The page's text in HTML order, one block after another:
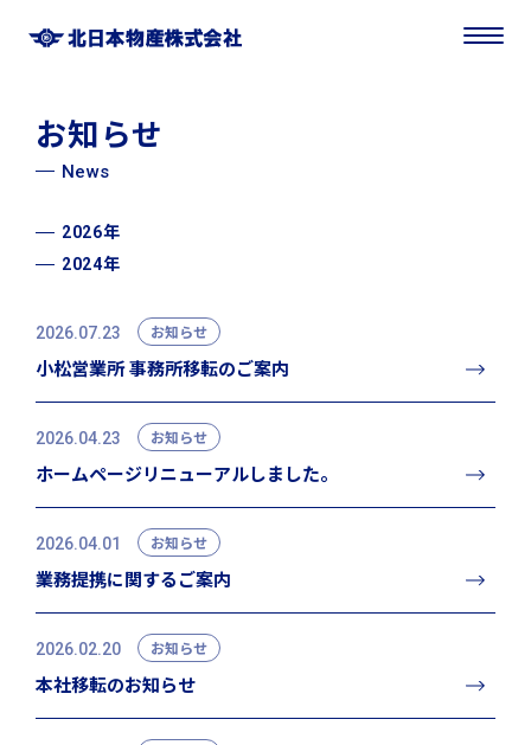
お知らせ
News
2026年
2024年
2026.07.23 お知らせ
小松営業所 事務所移転のご案内
2026.04.23 お知らせ
ホームページリニューアルしました。
2026.04.01 お知らせ
業務提携に関するご案内
2026.02.20 お知らせ
本社移転のお知らせ